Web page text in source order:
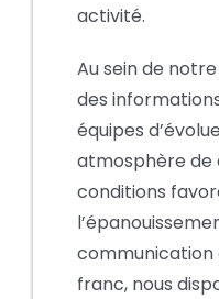
activité.
Au sein de
des
équipes
atmosphère de
conditions
franc, nous